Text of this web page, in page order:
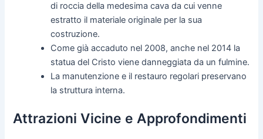
di roccia della medesima cava da cui venne
estratto il materiale originale per la sua
costruzione.
Come già accaduto nel 2008, anche nel 2014 la
statua del Cristo viene danneggiata da un fulmine.
La manutenzione e il restauro regolari preservano
la struttura interna.
Attrazioni Vicine e Approfondimenti